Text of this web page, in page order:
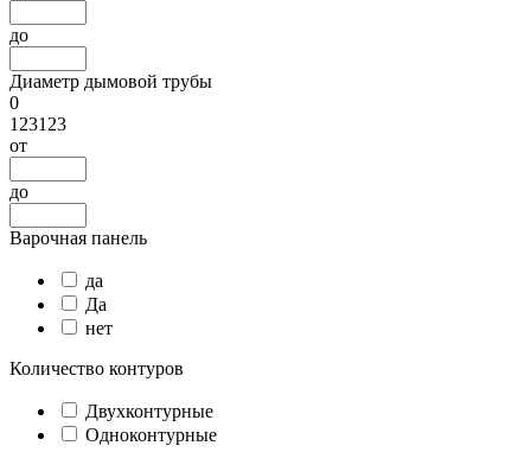
до
Диаметр дымовой трубы
0
123123
от
до
Варочная панель
да
Да
нет
Количество контуров
Двухконтурные
Одноконтурные